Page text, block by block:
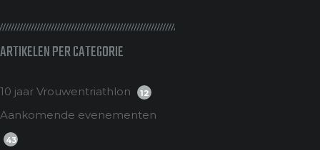
ARTIKELEN PER CATEGORIE
10 jaar Vrouwentriathlon 12
Aankomende evenementen
43